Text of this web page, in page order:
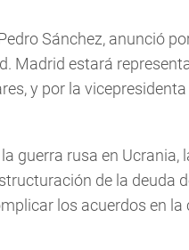
Sánchez, anunció
Madrid estará
y por la
guerra rusa en Ucrania,
de la deuda
los acuerdos en la